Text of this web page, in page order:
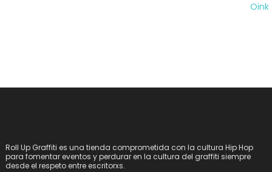
Roll Up Graffiti es una tienda comprometida con la cultura Hip Hop
para fomentar eventos y perdurar en la cultura del graffiti siempre
desde el respeto entre escritorxs.